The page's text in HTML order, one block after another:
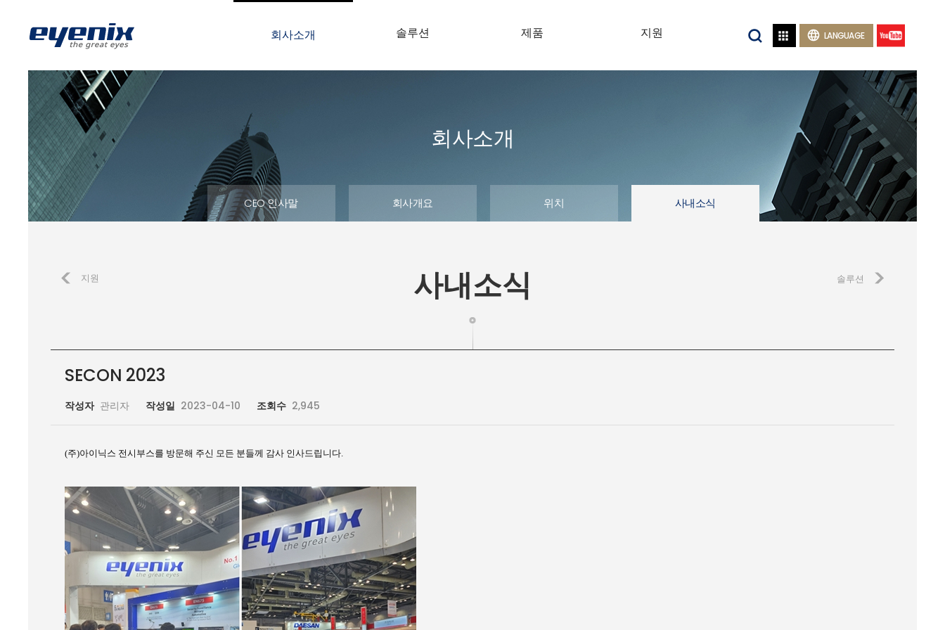
  LANGUAGE
회사소개 솔루션 제품 지원
회사소개
CEO 인사말 회사개요 위치 사내소식
사내소식
지원 솔루션
SECON 2023
작성자 관리자 작성일 2023-04-10 조회수 2,945
(주)아이닉스 전시부스를 방문해 주신 모든 분들께 감사 인사드립니다.